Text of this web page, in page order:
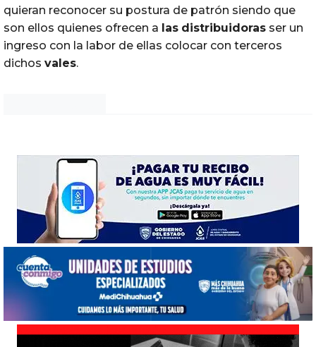
quieran reconocer su postura de patrón siendo que
son ellos quienes ofrecen a las distribuidoras ser un
ingreso con la labor de ellas colocar con terceros
dichos vales.